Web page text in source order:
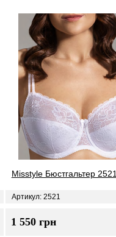
Misstyle Бюстгальтер 2521
Артикул: 2521
1 550 грн